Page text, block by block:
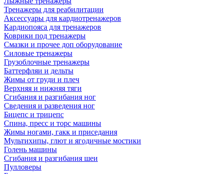
Тренажеры для реабилитации
Аксессуары для кардиотренажеров
Кардиопояса для тренажеров
Коврики под тренажеры
Смазки и прочее доп оборудование
Силовые тренажеры
Грузоблочные тренажеры
Баттерфляи и дельты
Жимы от груди и плеч
Верхняя и нижняя тяги
Сгибания и разгибания ног
Сведения и разведения ног
Бицепс и трицепс
Спина, пресс и торс машины
Жимы ногами, гакк и приседания
Мультихипы, глют и ягодичные мостики
Голень машины
Сгибания и разгибания шеи
Пулловеры